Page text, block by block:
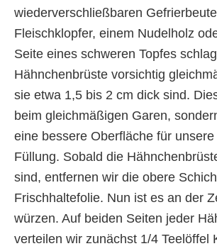
wiederverschließbaren
Fleischklopfer, einem Nudelholz
Seite eines schweren Topfes
Hähnchenbrüste vorsichtig
sie etwa 1,5 bis 2 cm dick sind.
beim gleichmäßigen Garen,
eine bessere Oberfläche für
Füllung. Sobald die
sind, entfernen wir die obere
Frischhaltefolie. Nun ist es an der
würzen. Auf beiden Seiten jeder
verteilen wir zunächst 1/4 Teelöffel